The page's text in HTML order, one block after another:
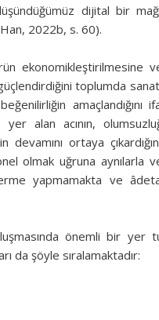
dijital bir
2022b, s. 60).
ekonomikleştirilmesine ve
toplumda sanat
alan acının,
devamını ortaya
olmak uğruna aynılarla
yapmamakta ve
önemli bir yer
da şöyle sıralamaktadır: